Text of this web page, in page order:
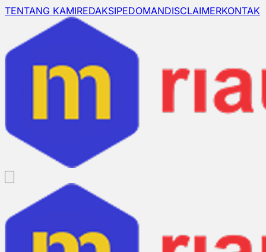
TENTANG KAMIREDAKSIPEDOMANDISCLAIMERKONTAK